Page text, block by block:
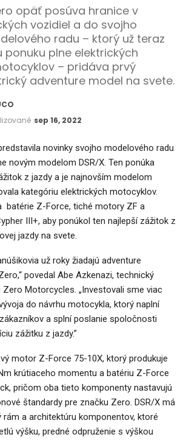
opäť posúva hranice v
vozidiel a do svojho
radu – ktorý už teraz
ponuku plne elektrických
– pridáva prvý
adventure model na svete.
sep 16, 2022
novinky svojho modelového radu
novým modelom DSR/X. Ten ponúka
z jazdy a je najnovším modelom
kategóriu elektrických motocyklov.
batérie Z-Force, tiché motory ZF a
III+, aby ponúkol ten najlepší zážitok z
jazdy na svete.
už roky žiadajú adventure
povedal Abe Azkenazi, technický
Motorcycles. „Investovali sme viac
do návrhu motocykla, ktorý naplní
a splní poslanie spoločnosti
zážitku z jazdy.”
motor Z-Force 75-10X, ktorý produkuje
krútiaceho momentu a batériu Z-Force
pričom oba tieto komponenty nastavujú
štandardy pre značku Zero. DSR/X má
rám a architektúru komponentov, ktoré
výšku, predné odpruženie s výškou